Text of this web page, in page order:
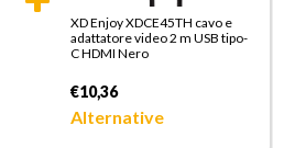
XD Enjoy XDCE45TH cavo e
adattatore video 2 m USB tipo-
C HDMI Nero
€10,36
Alternative